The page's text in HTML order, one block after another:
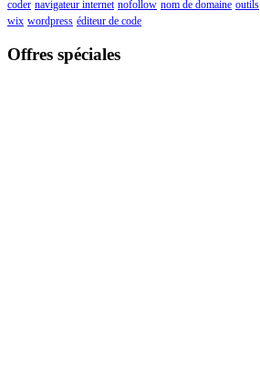
coder navigateur internet nofollow nom de domaine outils
wix wordpress éditeur de code
Offres spéciales